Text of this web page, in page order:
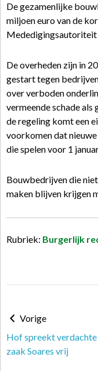
De gezamenlijke
miljoen euro van de
De overheden zijn in
gestart tegen
over verboden
vermeende schade
de regeling komt een
voorkomen dat
die spelen voor 1
Bouwbedrijven die
maken blijven krijgen
Rubriek: Burgerlijk
Vorige
Hof spreekt verdachte
zaak Soares vrij